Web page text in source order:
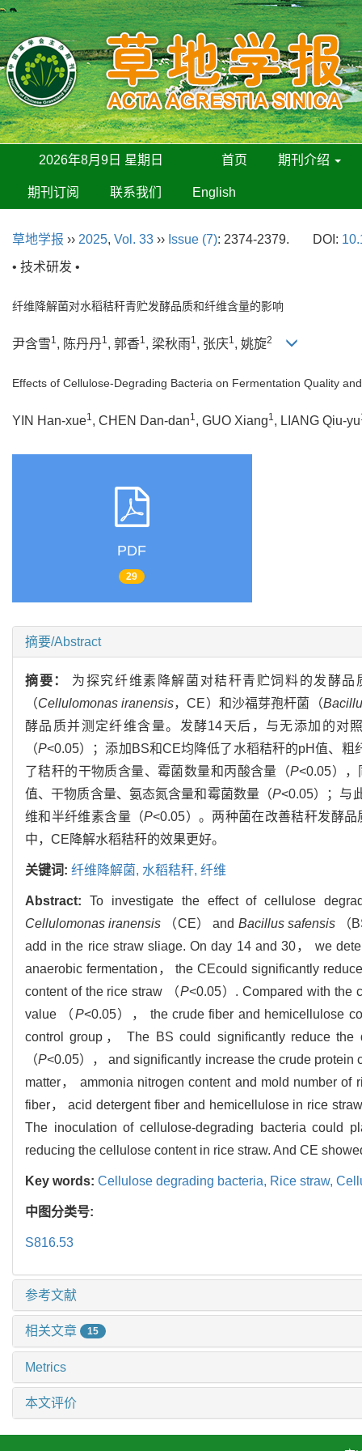
2026年8月9日 星期日 首页 期刊介绍
期刊订阅 联系我们 English
草地学报 ›› 2025, Vol. 33 ›› Issue (7): 2374-2379. DOI:
• 技术研发 •
纤维降解菌对水稻秸秆青贮发酵品质和纤维含量的影响
尹含雪1, 陈丹丹1, 郭香1, 梁秋雨1, 张庆1, 姚旋2
Effects of Cellulose-Degrading Bacteria on Fermentation Quality
YIN Han-xue1, CHEN Dan-dan1, GUO Xiang1, LIANG Qiu-yu
PDF
29
摘要/Abstract
摘要： 为探究纤维素降解菌对秸秆青贮饲料的发酵
（Cellulomonas iranensis，CE）和沙福芽孢杆菌（
酵品质并测定纤维含量。发酵14天后，与无添加的对
（P<0.05）；添加BS和CE均降低了水稻秸秆的pH值、粗
了秸秆的干物质含量、霉菌数量和丙酸含量（P<0.05）
值、干物质含量、氨态氮含量和霉菌数量（P<0.05）；与
维和半纤维素含量（P<0.05）。两种菌在改善秸秆发酵
中，CE降解水稻秸秆的效果更好。
关键词: 纤维降解菌, 水稻秸秆, 纤维
Abstract: To investigate the effect of cellulose
Cellulomonas iranensis
（CE） and Bacillus safensis
（
add in the rice straw sliage. On day 14 and 30， we
anaerobic fermentation， the CEcould significantly
content of the rice straw （P<0.05）. Compared with the
value （P<0.05）， the crude fiber and hemicellulose
control group， The BS could significantly reduce
（P<0.05）， and significantly increase the crude protein
matter， ammonia nitrogen content and mold number of
fiber， acid detergent fiber and hemicellulose in rice
The inoculation of cellulose-degrading bacteria could
reducing the cellulose content in rice straw. And CE
Key words: Cellulose degrading bacteria, Rice straw,
中图分类号:
S816.53
参考文献
相关文章 15
Metrics
本文评价